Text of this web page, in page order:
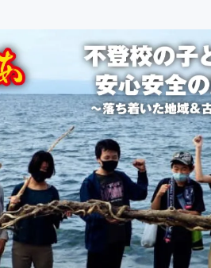
音楽
ット ゲーム・サービス
書籍・雑誌出版
チャレンジ
化